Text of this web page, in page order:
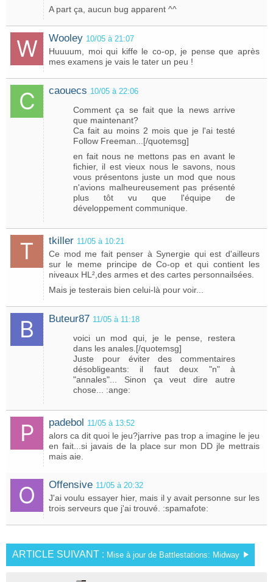
A part ça, aucun bug apparent ^^
Wooley 10/05 à 21:07
Huuuum, moi qui kiffe le co-op, je pense que après
mes examens je vais le tater un peu !
caouecs 10/05 à 22:06
Comment ça se fait que la news arrive
que maintenant?
Ca fait au moins 2 mois que je l'ai testé
Follow Freeman...[/quotemsg]
en fait nous ne mettons pas en avant le
fichier, il est vieux nous le savons, nous
vous présentons juste un mod que nous
n'avions malheureusement pas présenté
plus tôt vu que l'équipe de
développement communique.
tkiller 11/05 à 10:21
Ce mod me fait penser à Synergie qui est d'ailleurs
sur le meme principe de Co-op et qui contient les
niveaux HL²,des armes et des cartes personnailsées.
Mais je testerais bien celui-là pour voir...
Buteur87 11/05 à 11:18
voici un mod qui, je le pense, restera
dans les anales.[/quotemsg]
Juste pour éviter des commentaires
désobligeants: il faut deux "n" à
"annales"... Sinon ça veut dire autre
chose... :ange:
padebol 11/05 à 13:52
alors ca dit quoi le jeu?jarrive pas trop a imagine le jeu
en fait...si javais de la place sur mon DD jle mettrais
mais aie.
Offensive 11/05 à 20:32
J'ai voulu essayer hier, mais il y avait personne sur les
trois serveurs que j'ai trouvé. :spamafote:
ARTICLE SUIVANT : Mise à jour de Battlestations: Midway